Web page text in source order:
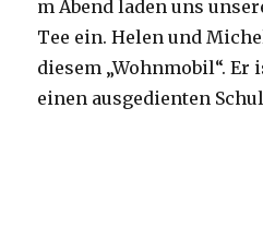
m Abend laden uns
Tee ein. Helen und
diesem „Wohnmobil“.
einen ausgedienten